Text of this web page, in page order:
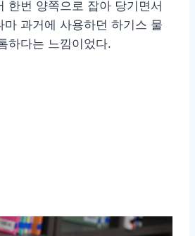
한번 양쪽으로 잡아 당기면서
마 과거에 사용하던 하기스 물
하다는 느낌이었다.